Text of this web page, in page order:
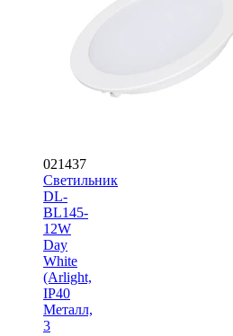
021437
Светильник
DL-
BL145-
12W
Day
White
(Arlight,
IP40
Металл,
3